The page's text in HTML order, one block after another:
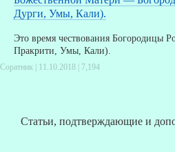
Дурги, Умы, Кали).
Это время чествования Богородицы
Пракрити, Умы, Кали).
Соратник | 11.10.2018 | 7,194
Статьи, подтверждающие и